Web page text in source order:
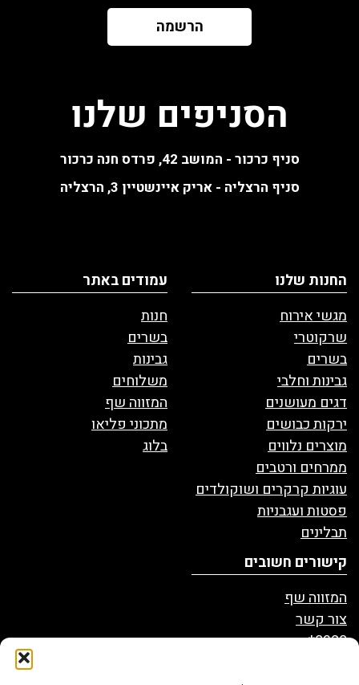
הרשמה
הסניפים שלנו
סניף כרכור - המושב 42, פרדס חנה כרכור
סניף הרצליה - אריק איינשטיין 3, הרצליה
החנות שלנו
מגשי אירוח
שרקוטרי
בשרים
גבינות וחלבי
דגים מעושנים
ירקות כבושים
מוצרים נלווים
ממרחים ורטבים
עוגיות קרקרים ושוקולדים
פסטות ועגבניות
תבלינים
עמודים באתר
חנות
בשרים
גבינות
משלוחים
המזווה שף
מתכוני פליאו
בלוג
קישורים חשובים
המזווה שף
צור קשר
8328*